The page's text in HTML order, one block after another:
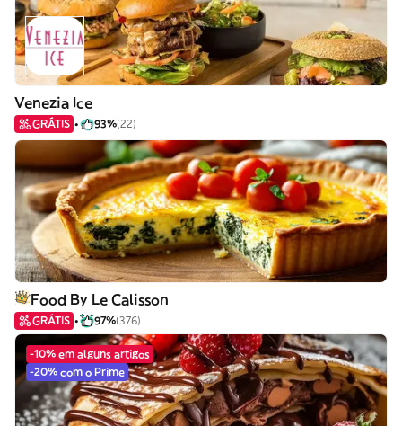
Venezia Ice
GRÁTIS 93%(22)
Food By Le Calisson
GRÁTIS 97%(376)
-10% em alguns artigos
-20% com o Prime